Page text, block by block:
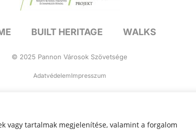
vagy tartalmak megjelenítése, valamint a forgalom
BUILT HERITAGE WALKS
© 2025 Pannon Városok Szövetsége
AdatvédelemImpresszum